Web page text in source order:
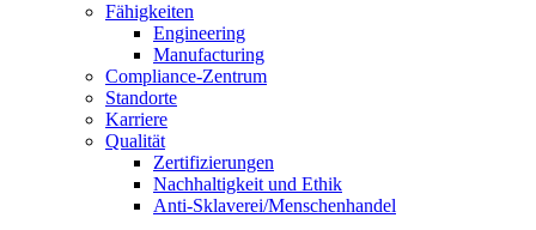
Fähigkeiten
Engineering
Manufacturing
Compliance-Zentrum
Standorte
Karriere
Qualität
Zertifizierungen
Nachhaltigkeit und Ethik
Anti-Sklaverei/Menschenhandel